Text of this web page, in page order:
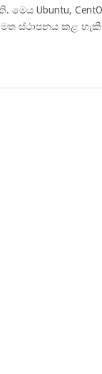
මෙය Ubuntu,
ස්ථාපනය කළ හැකි